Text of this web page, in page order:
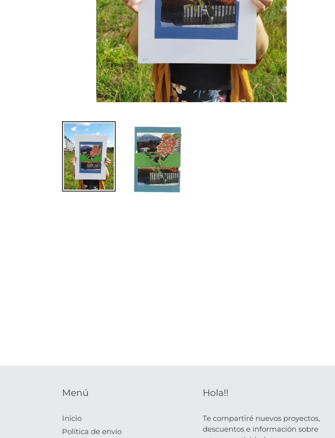
Menú
Inicio
Política de envío
Hola!!
Te compartiré nuevos proyectos,
descuentos e información sobre